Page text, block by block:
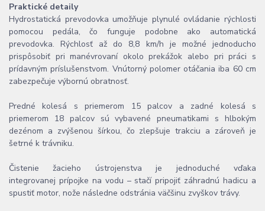
Praktické detaily
Hydrostatická prevodovka umožňuje plynulé ovládanie rýchlosti
pomocou pedála, čo funguje podobne ako automatická
prevodovka. Rýchlosť až do 8,8 km/h je možné jednoducho
prispôsobiť pri manévrovaní okolo prekážok alebo pri práci s
prídavným príslušenstvom. Vnútorný polomer otáčania iba 60 cm
zabezpečuje výbornú obratnosť.
Predné kolesá s priemerom 15 palcov a zadné kolesá s
priemerom 18 palcov sú vybavené pneumatikami s hlbokým
dezénom a zvýšenou šírkou, čo zlepšuje trakciu a zároveň je
šetrné k trávniku.
Čistenie žacieho ústrojenstva je jednoduché vďaka
integrovanej prípojke na vodu – stačí pripojiť záhradnú hadicu a
spustiť motor, nože následne odstránia väčšinu zvyškov trávy.